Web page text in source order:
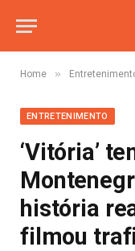
Home »
ENTRETENIMENTO
‘Vitória’
história
filmou